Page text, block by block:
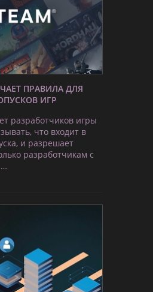
ПРАВИЛА ДЛЯ
ИГР
разработчиков игры
что входит в
и разрешает
разработчикам с